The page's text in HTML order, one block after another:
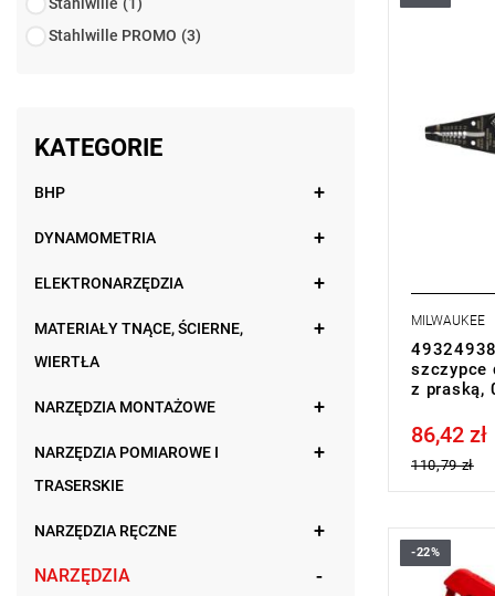
Stahlwille PROMO (3)
KATEGORIE
BHP
DYNAMOMETRIA
ELEKTRONARZĘDZIA
MATERIAŁY TNĄCE, ŚCIERNE,
WIERTŁA
NARZĘDZIA MONTAŻOWE
NARZĘDZIA POMIAROWE I
TRASERSKIE
NARZĘDZIA RĘCZNE
NARZĘDZIA
MILWAUKEE
szczypce
z praską,
Price tax
86,42 zł
110,79 zł
-22%